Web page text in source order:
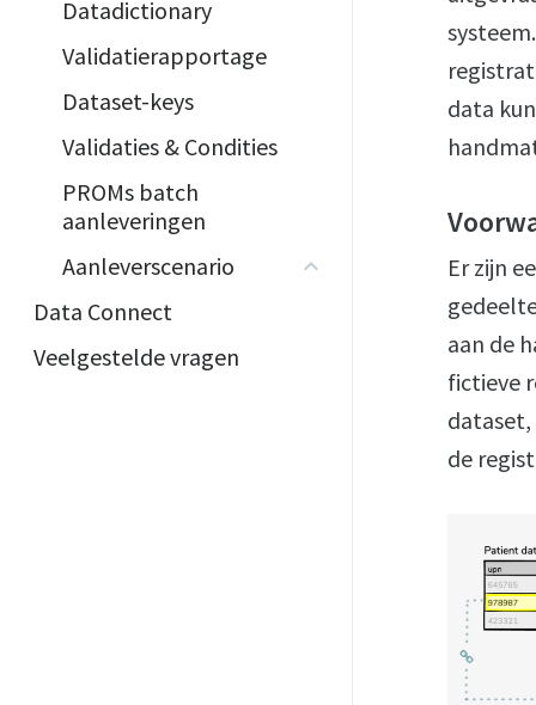
Datadictionary
Validatierapportage
Dataset-keys
Validaties & Condities
PROMs batch
aanleveringen
Aanleverscenario
Data Connect
Veelgestelde vragen
data
Er zijn
aan de
fictieve
de